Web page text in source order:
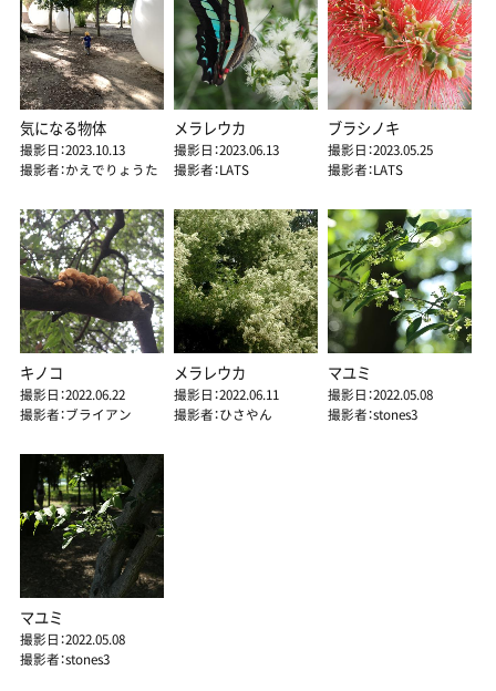
気になる物体
撮影日：2023.10.13
撮影者：かえでりょうた
メラレウカ
撮影日：2023.06.13
撮影者：LATS
ブラシノキ
撮影日：2023.05.25
撮影者：LATS
キノコ
撮影日：2022.06.22
撮影者：ブライアン
メラレウカ
撮影日：2022.06.11
撮影者：ひさやん
マユミ
撮影日：2022.05.08
撮影者：stones3
マユミ
撮影日：2022.05.08
撮影者：stones3